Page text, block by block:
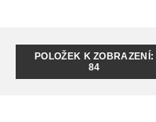
POLOŽEK K ZOBRAZENÍ:
84